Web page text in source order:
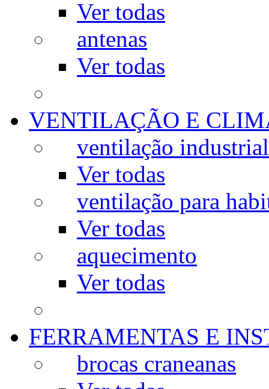
Ver todas
antenas
Ver todas
VENTILAÇÃO E
ventilação industrial
Ver todas
ventilação para
Ver todas
aquecimento
Ver todas
FERRAMENTAS E
brocas craneanas